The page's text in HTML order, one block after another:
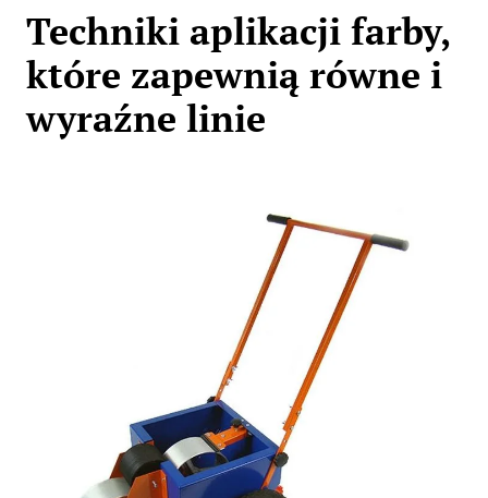
Techniki aplikacji farby,
które zapewnią równe i
wyraźne linie